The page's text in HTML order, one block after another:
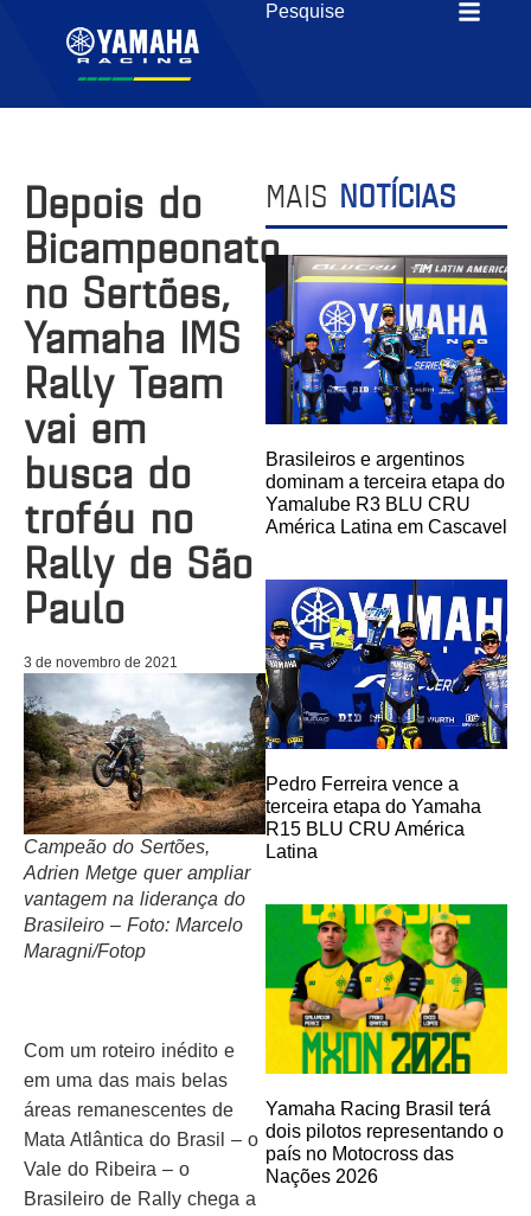
Depois do
Bicampeonato
no Sertões,
Yamaha IMS
Rally Team
vai em
busca do
troféu no
Rally de São
Paulo
3 de novembro de 2021
Campeão do Sertões,
Adrien Metge quer ampliar
vantagem na liderança do
Brasileiro – Foto: Marcelo
Maragni/Fotop
Com um roteiro inédito e
em uma das mais belas
áreas remanescentes de
Mata Atlântica do Brasil – o
Vale do Ribeira – o
Brasileiro de Rally chega a
MAIS NOTÍCIAS
Brasileiros e argentinos
dominam a terceira etapa do
Yamalube R3 BLU CRU
América Latina em Cascavel
Pedro Ferreira vence a
terceira etapa do Yamaha
R15 BLU CRU América
Latina
Yamaha Racing Brasil terá
dois pilotos representando o
país no Motocross das
Nações 2026